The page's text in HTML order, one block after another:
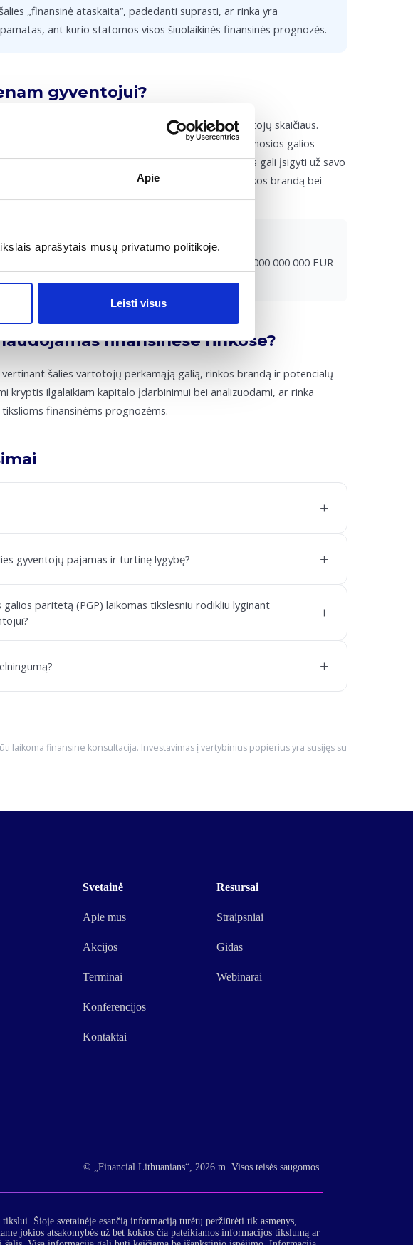
Apie
aprašytais mūsų privatumo politikoje.
Leisti visus
„finansinė ataskaita“, padedanti suprasti, ar rinka yra
ant kurio statomos visos šiuolaikinės finansinės prognozės.
gyventojui?
nominalųjį BVP padalijant iš nuolatinių šalies gyventojų skaičiaus.
valstybių, dažnai naudojamas BVP pagal perkamosios galios
kiek realių prekių bei paslaugų vidutinis pilietis gali įsigyti už savo
tik ekonomikos produktyvumą, bet ir vartotojų rinkos brandą bei
2,8 mln. gyventojų. BVP vienam gyventojui: 50 000 000 000 EUR
finansinėse rinkose?
šalies vartotojų perkamąją galią, rinkos brandą ir potencialų
kryptis ilgalaikiam kapitalo įdarbinimui bei analizuodami, ar rinka
finansinėms prognozėms.
+
gyventojų pajamas ir turtinę lygybę? +
paritetą (PGP) laikomas tikslesniu rodikliu lyginant
+
+
laikoma finansine konsultacija. Investavimas į vertybinius popierius yra susijęs su
Svetainė
Apie mus
Akcijos
Terminai
Konferencijos
Kontaktai
Resursai
Straipsniai
Gidas
Webinarai
© „Financial Lithuanians“, 2026 m. Visos teisės saugomos.
Šioje svetainėje esančią informaciją turėtų peržiūrėti tik asmenys,
jokios atsakomybės už bet kokios čia pateikiamos informacijos tikslumą ar